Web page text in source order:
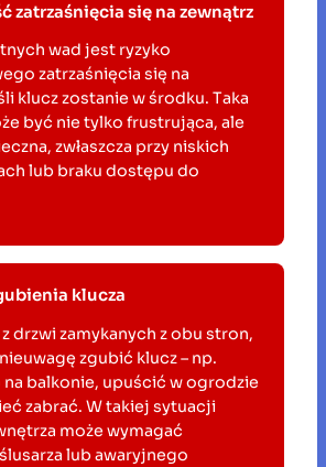
zatrzaśnięcia się na zewnątrz
wad jest ryzyko
zatrzaśnięcia się na
klucz zostanie w środku. Taka
być nie tylko frustrująca, ale
zwłaszcza przy niskich
lub braku dostępu do
klucza
drzwi zamykanych z obu stron,
zgubić klucz – np.
balkonie, upuścić w ogrodzie
zabrać. W takiej sytuacji
może wymagać
lub awaryjnego